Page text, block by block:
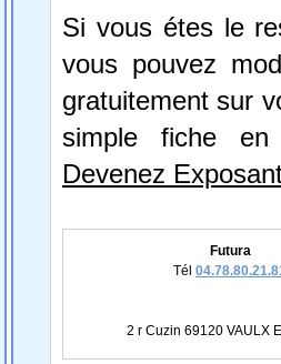
Si vous étes le
vous pouvez
gratuitement sur
simple fiche en
Devenez
Futura
Tél
2 r Cuzin 69120 VAULX